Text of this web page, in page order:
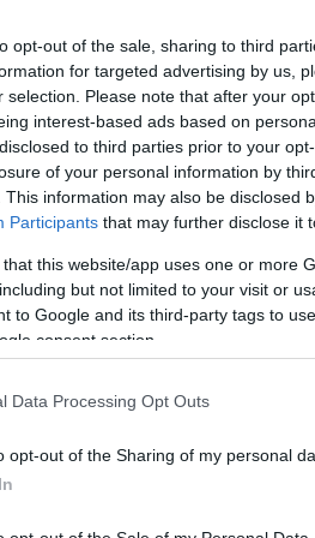
opt-out of the sale, sharing to third
for targeted advertising by us,
selection. Please note that after your
interest-based ads based on
to third parties prior to your
of your personal information by
This information may also be disclosed
Participants that may further disclose it
that this website/app uses one or more
but not limited to your visit or
to Google and its third-party tags to
consent section.
Data Processing Opt Outs
opt-out of the Sharing of my personal
Por Aris Barkas/
ElReal Madrid
ha
contrato de dos años
Timothe Luwawu-
movimiento depende
primera negativa de
a través de la regla
según fuentes de
la Liga Endesa es similar a la
a los equipos igualar
utilizó la opción de forzar
su jugador estrella se fuera